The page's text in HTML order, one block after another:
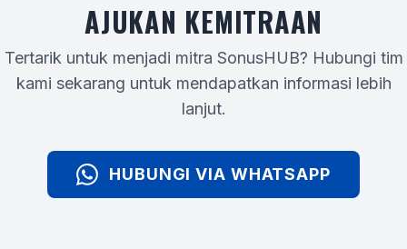
AJUKAN KEMITRAAN
Tertarik untuk menjadi mitra SonusHUB? Hubungi tim
kami sekarang untuk mendapatkan informasi lebih
lanjut.
HUBUNGI VIA WHATSAPP